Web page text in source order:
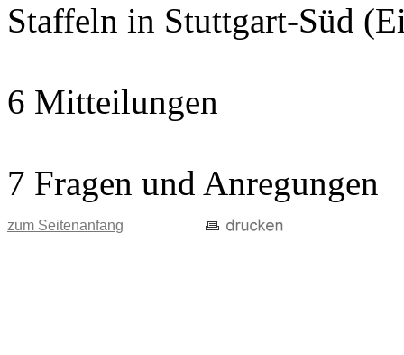
Staffeln in Stuttgart-Süd
6 Mitteilungen
7 Fragen und Anregungen
zum Seitenanfang